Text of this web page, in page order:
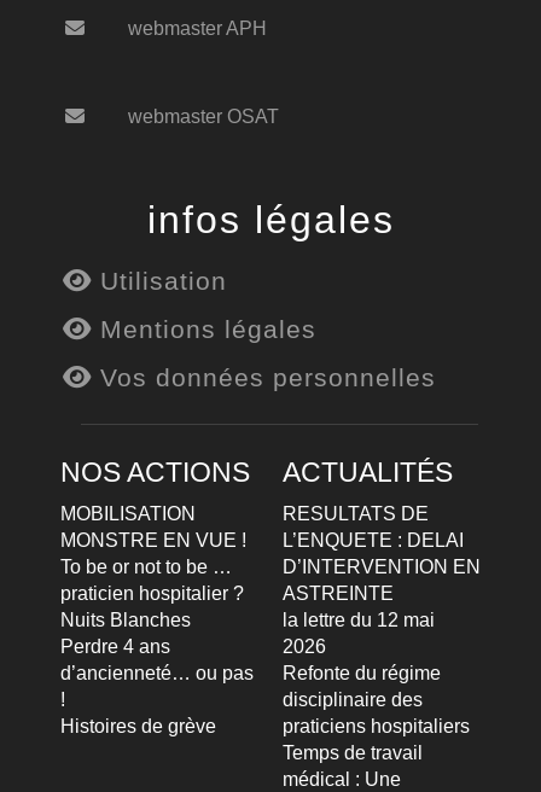
webmaster APH
webmaster OSAT
infos légales
Utilisation
Mentions légales
Vos données personnelles
NOS ACTIONS
MOBILISATION
MONSTRE EN VUE !
To be or not to be …
praticien hospitalier ?
Nuits Blanches
Perdre 4 ans
d’ancienneté… ou pas
!
Histoires de grève
ACTUALITÉS
RESULTATS DE
L’ENQUETE : DELAI
D’INTERVENTION EN
ASTREINTE
la lettre du 12 mai
2026
Refonte du régime
disciplinaire des
praticiens hospitaliers
Temps de travail
médical : Une